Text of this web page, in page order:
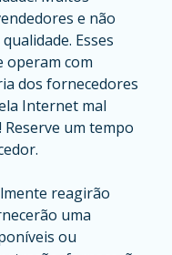
e não
Esses
operam com
dos fornecedores
Internet mal
um tempo
reagirão
uma
ou